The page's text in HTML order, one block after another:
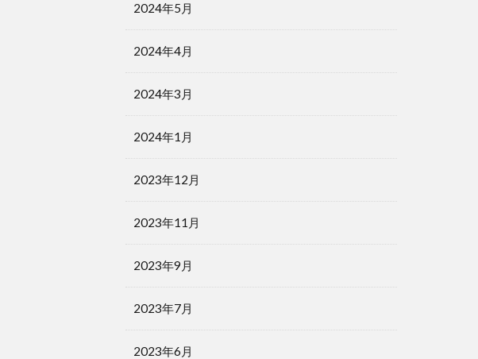
2024年5月
2024年4月
2024年3月
2024年1月
2023年12月
2023年11月
2023年9月
2023年7月
2023年6月